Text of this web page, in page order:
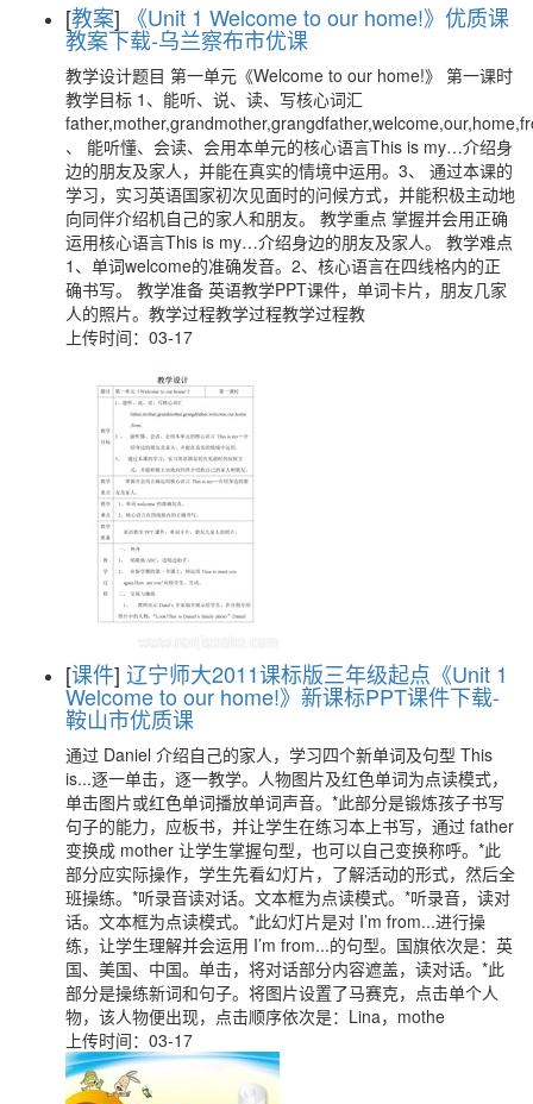
[教案] 《Unit 1 Welcome to our home!》优质课
教案下载-乌兰察布市优课
教学设计题目 第一单元《Welcome to our home!》 第一课时
教学目标 1、能听、说、读、写核心词汇
、 能听懂、会读、会用本单元的核心语言This is my…介绍身
边的朋友及家人，并能在真实的情境中运用。3、 通过本课的
学习，实习英语国家初次见面时的问候方式，并能积极主动地
向同伴介绍机自己的家人和朋友。 教学重点 掌握并会用正确
运用核心语言This is my…介绍身边的朋友及家人。 教学难点
1、单词welcome的准确发音。2、核心语言在四线格内的正
确书写。 教学准备 英语教学PPT课件，单词卡片，朋友几家
人的照片。教学过程教学过程教学过程教
上传时间：03-17
[课件] 辽宁师大2011课标版三年级起点《Unit 1
Welcome to our home!》新课标PPT课件下载-
鞍山市优质课
通过 Daniel 介绍自己的家人，学习四个新单词及句型 This
is...逐一单击，逐一教学。人物图片及红色单词为点读模式，
单击图片或红色单词播放单词声音。*此部分是锻炼孩子书写
句子的能力，应板书，并让学生在练习本上书写，通过 father
变换成 mother 让学生掌握句型，也可以自己变换称呼。*此
部分应实际操作，学生先看幻灯片，了解活动的形式，然后全
班操练。*听录音读对话。文本框为点读模式。*听录音，读对
话。文本框为点读模式。*此幻灯片是对 I’m from...进行操
练，让学生理解并会运用 I’m from...的句型。国旗依次是：英
国、美国、中国。单击，将对话部分内容遮盖，读对话。*此
部分是操练新词和句子。将图片设置了马赛克，点击单个人
物，该人物便出现，点击顺序依次是：Lina，mothe
上传时间：03-17